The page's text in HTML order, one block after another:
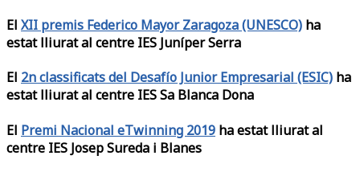
El XII premis Federico Mayor Zaragoza (UNESCO) ha
estat lliurat al centre IES Juníper Serra
El 2n classificats del Desafío Junior Empresarial (ESIC) ha
estat lliurat al centre IES Sa Blanca Dona
El Premi Nacional eTwinning 2019 ha estat lliurat al
centre IES Josep Sureda i Blanes